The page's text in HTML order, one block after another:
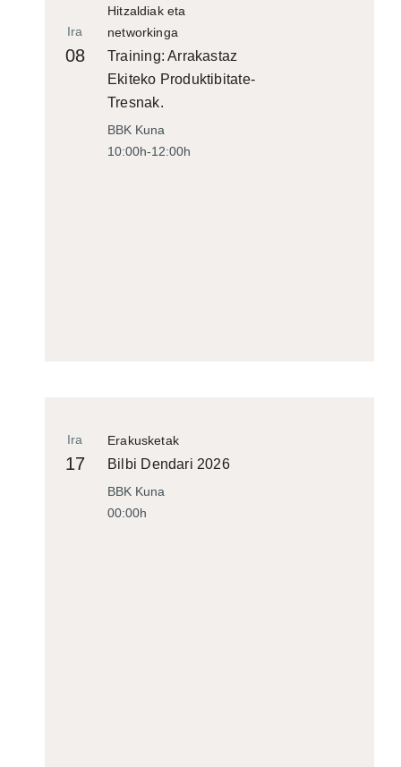
Hitzaldiak eta
networkinga
Ira
08
Training: Arrakastaz
Ekiteko Produktibitate-
Tresnak.
BBK Kuna
10:00h-12:00h
Erakusketak
Ira
17 Bilbi Dendari 2026
BBK Kuna
00:00h